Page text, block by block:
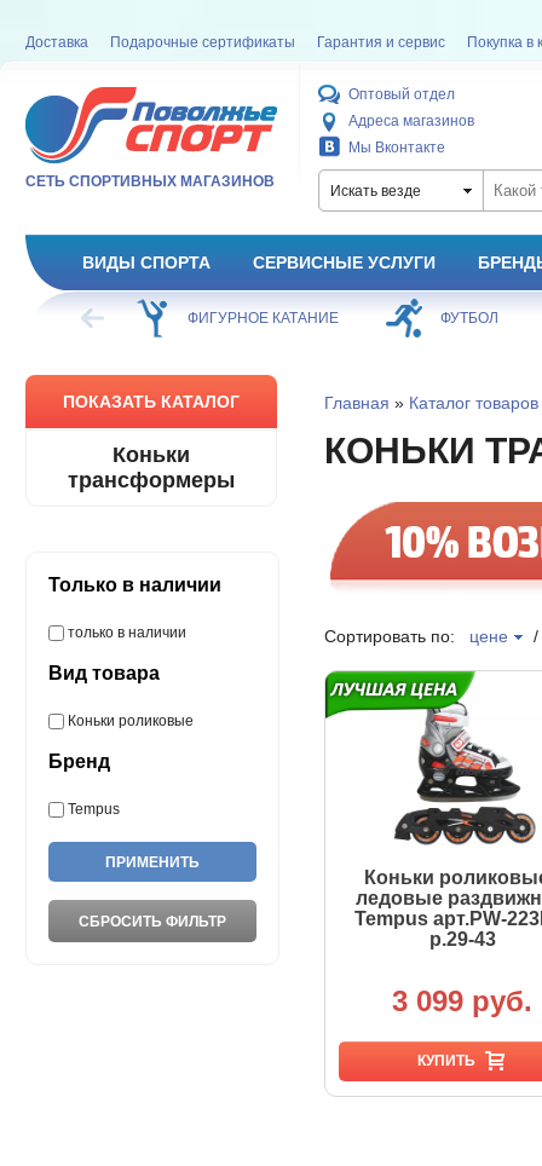
Доставка Подарочные сертификаты Гарантия и сервис Покупка в
СЕТЬ СПОРТИВНЫХ МАГАЗИНОВ
Оптовый отдел
Адреса магазинов
Мы Вконтакте
Искать везде
ВИДЫ СПОРТА СЕРВИСНЫЕ УСЛУГИ
ХОККЕЙ ФИГУРНОЕ КАТАНИЕ ФУТБОЛ
ПОКАЗАТЬ КАТАЛОГ
Коньки
трансформеры
Только в наличии
только в наличии
Вид товара
Коньки роликовые
Бренд
Tempus
Главная » Каталог товаров
КОНЬКИ
Сортировать по: цене
Коньки
ледовые
Tempus арт.PW-
р.29-43
3 099 руб.
КУПИТЬ